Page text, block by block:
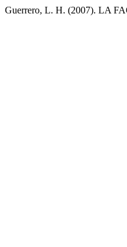
Guerrero, L. H. (2007). LA